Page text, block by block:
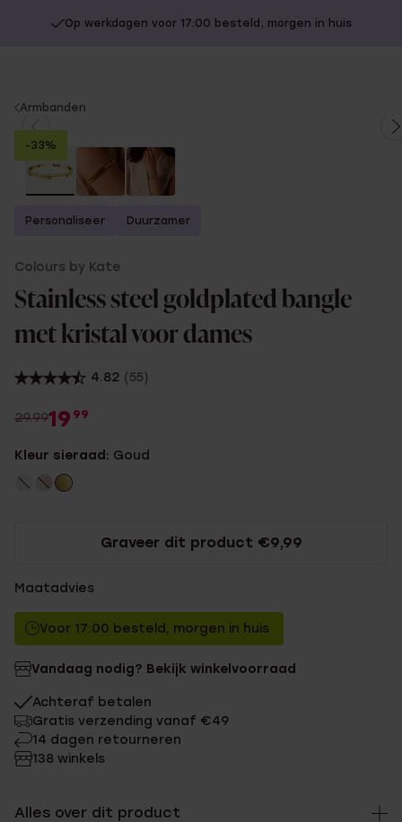
Op werkdagen voor 17:00 besteld, morgen in huis
You
are
here:
Armbanden
-33%
Personaliseer Duurzamer
Colours by Kate
Stainless steel goldplated bangle
met kristal voor dames
4.82 (55)
29.9919 99
Kleur sieraad: Goud
Graveer dit product €9,99
Maatadvies
Voor 17:00 besteld, morgen in huis
Vandaag nodig? Bekijk winkelvoorraad
Achteraf betalen
Gratis verzending vanaf €49
14 dagen retourneren
138 winkels
Alles over dit product